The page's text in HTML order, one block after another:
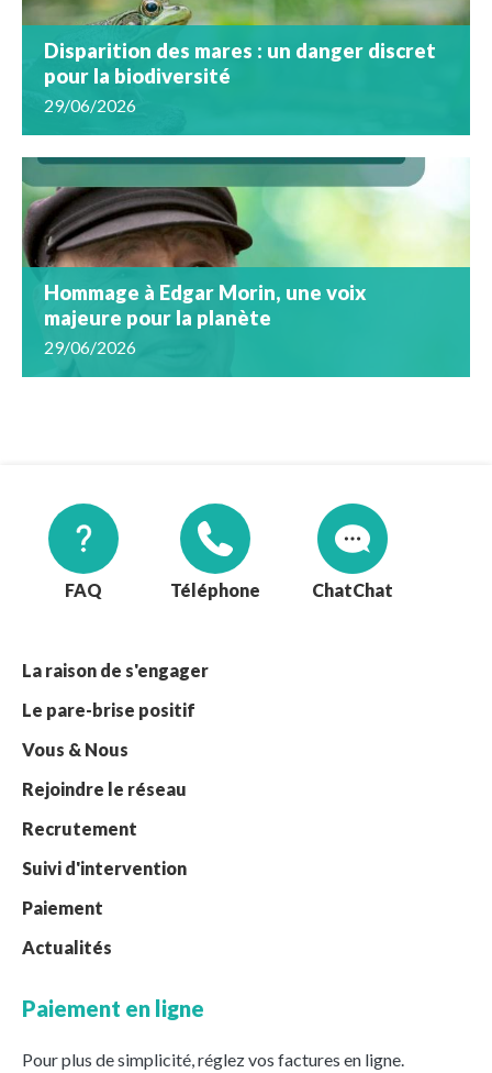
Disparition des mares : un danger discret
pour la biodiversité
29/06/2026
Hommage à Edgar Morin, une voix
majeure pour la planète
29/06/2026
FAQ Téléphone Chat
La raison de s'engager
Le pare-brise positif
Vous & Nous
Rejoindre le réseau
Recrutement
Suivi d'intervention
Paiement
Actualités
Paiement en ligne
Pour plus de simplicité, réglez vos factures en ligne.